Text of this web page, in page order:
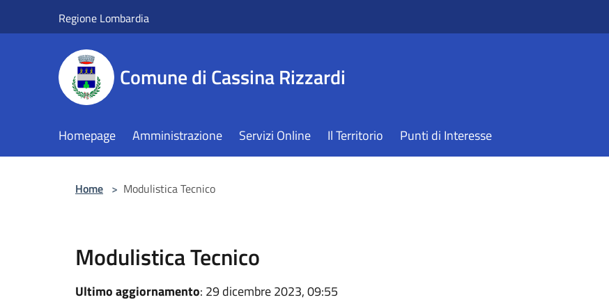
Regione Lombardia
Comune di Cassina Rizzardi
Homepage Amministrazione Servizi Online Il Territorio Punti di Interesse
Home > Modulistica Tecnico
Modulistica Tecnico
Ultimo aggiornamento: 29 dicembre 2023, 09:55